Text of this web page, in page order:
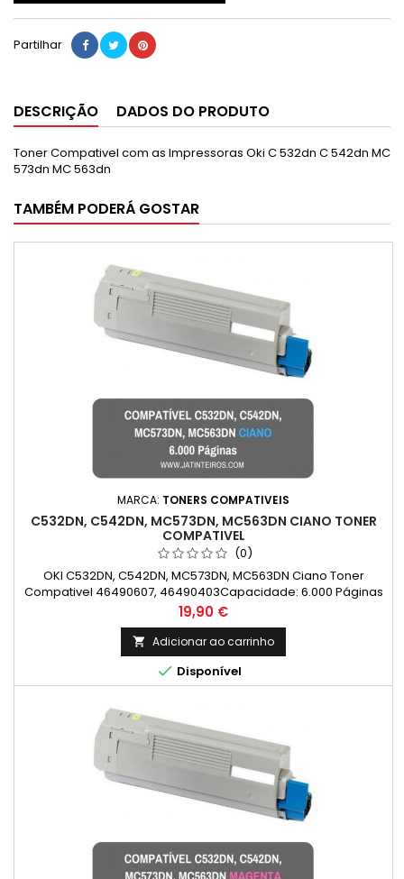
Partilhar
DESCRIÇÃO DADOS DO PRODUTO
Toner Compativel com as Impressoras Oki C 532dn C 542dn MC
573dn MC 563dn
TAMBÉM PODERÁ GOSTAR
MARCA: TONERS COMPATIVEIS
C532DN, C542DN, MC573DN, MC563DN CIANO TONER
COMPATIVEL
(0)
OKI C532DN, C542DN, MC573DN, MC563DN Ciano Toner
Compativel 46490607, 46490403Capacidade: 6.000 Páginas
Preço
19,90 €
 Adicionar ao carrinho
 Disponível